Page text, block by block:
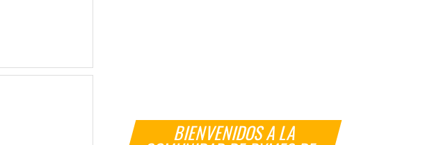
BIENVENIDOS A LA